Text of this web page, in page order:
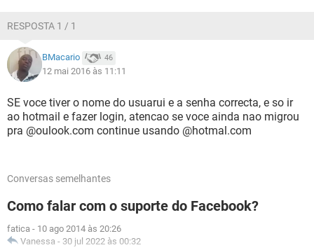
RESPOSTA 1 / 1
BMacario 46
12 mai 2016 às 11:11
SE voce tiver o nome do usuarui e a senha correcta, e so ir
ao hotmail e fazer login, atencao se voce ainda nao migrou
pra @oulook.com continue usando @hotmal.com
Conversas semelhantes
Como falar com o suporte do Facebook?
fatica - 10 ago 2014 às 20:26
Vanessa - 30 jul 2022 às 00:32